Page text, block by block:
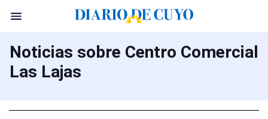
Noticias sobre Centro Comercial
Las Lajas